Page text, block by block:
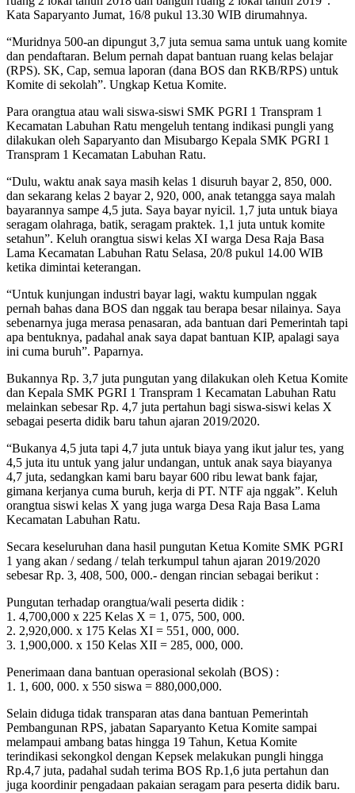
Kata Saparyanto Jumat, 16/8 pukul 13.30 WIB dirumahnya.
“Muridnya 500-an dipungut 3,7 juta semua sama untuk uang komite
dan pendaftaran. Belum pernah dapat bantuan ruang kelas belajar
(RPS). SK, Cap, semua laporan (dana BOS dan RKB/RPS) untuk
Komite di sekolah”. Ungkap Ketua Komite.
Para orangtua atau wali siswa-siswi SMK PGRI 1 Transpram 1
Kecamatan Labuhan Ratu mengeluh tentang indikasi pungli yang
dilakukan oleh Saparyanto dan Misubargo Kepala SMK PGRI 1
Transpram 1 Kecamatan Labuhan Ratu.
“Dulu, waktu anak saya masih kelas 1 disuruh bayar 2, 850, 000.
dan sekarang kelas 2 bayar 2, 920, 000, anak tetangga saya malah
bayarannya sampe 4,5 juta. Saya bayar nyicil. 1,7 juta untuk biaya
seragam olahraga, batik, seragam praktek. 1,1 juta untuk komite
setahun”. Keluh orangtua siswi kelas XI warga Desa Raja Basa
Lama Kecamatan Labuhan Ratu Selasa, 20/8 pukul 14.00 WIB
ketika dimintai keterangan.
“Untuk kunjungan industri bayar lagi, waktu kumpulan nggak
pernah bahas dana BOS dan nggak tau berapa besar nilainya. Saya
sebenarnya juga merasa penasaran, ada bantuan dari Pemerintah tapi
apa bentuknya, padahal anak saya dapat bantuan KIP, apalagi saya
ini cuma buruh”. Paparnya.
Bukannya Rp. 3,7 juta pungutan yang dilakukan oleh Ketua Komite
dan Kepala SMK PGRI 1 Transpram 1 Kecamatan Labuhan Ratu
melainkan sebesar Rp. 4,7 juta pertahun bagi siswa-siswi kelas X
sebagai peserta didik baru tahun ajaran 2019/2020.
“Bukanya 4,5 juta tapi 4,7 juta untuk biaya yang ikut jalur tes, yang
4,5 juta itu untuk yang jalur undangan, untuk anak saya biayanya
4,7 juta, sedangkan kami baru bayar 600 ribu lewat bank fajar,
gimana kerjanya cuma buruh, kerja di PT. NTF aja nggak”. Keluh
orangtua siswi kelas X yang juga warga Desa Raja Basa Lama
Kecamatan Labuhan Ratu.
Secara keseluruhan dana hasil pungutan Ketua Komite SMK PGRI
1 yang akan / sedang / telah terkumpul tahun ajaran 2019/2020
sebesar Rp. 3, 408, 500, 000.- dengan rincian sebagai berikut :
Pungutan terhadap orangtua/wali peserta didik :
1. 4,700,000 x 225 Kelas X = 1, 075, 500, 000.
2. 2,920,000. x 175 Kelas XI = 551, 000, 000.
3. 1,900,000. x 150 Kelas XII = 285, 000, 000.
Penerimaan dana bantuan operasional sekolah (BOS) :
1. 1, 600, 000. x 550 siswa = 880,000,000.
Selain diduga tidak transparan atas dana bantuan Pemerintah
Pembangunan RPS, jabatan Saparyanto Ketua Komite sampai
melampaui ambang batas hingga 19 Tahun, Ketua Komite
terindikasi sekongkol dengan Kepsek melakukan pungli hingga
Rp.4,7 juta, padahal sudah terima BOS Rp.1,6 juta pertahun dan
juga koordinir pengadaan pakaian seragam para peserta didik baru.